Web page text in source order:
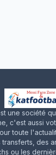
une société
c'est aussi
toute
des
ou les